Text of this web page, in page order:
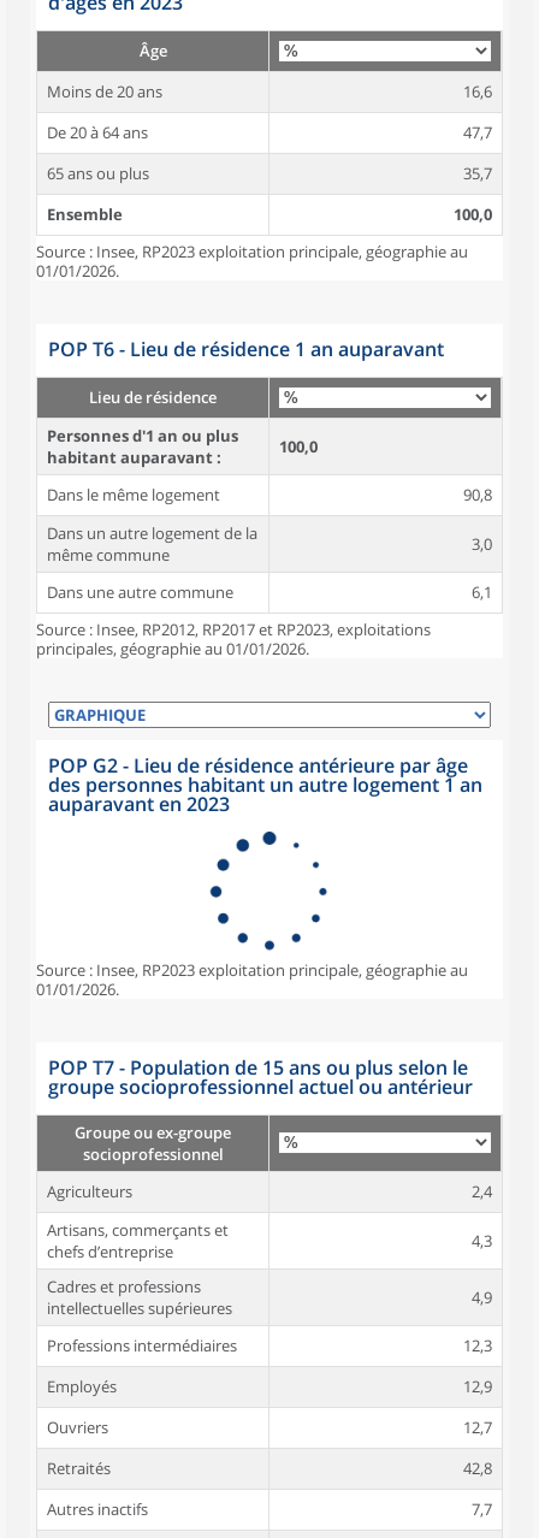
Âge
Moins de 20 ans
16,6
De 20 à 64 ans
47,7
65 ans ou plus
35,7
Ensemble
100,0
Source : Insee, RP2023 exploitation principale, géographie au
01/01/2026.
POP T6 - Lieu de résidence 1 an auparavant
Lieu de résidence
Personnes d'1 an ou plus
habitant auparavant :
100,0
Dans le même logement
90,8
Dans un autre logement de la
même commune
3,0
Dans une autre commune
6,1
Source : Insee, RP2012, RP2017 et RP2023, exploitations
principales, géographie au 01/01/2026.
POP G2 - Lieu de résidence antérieure par âge
des personnes habitant un autre logement 1 an
auparavant en 2023
Source : Insee, RP2023 exploitation principale, géographie au
01/01/2026.
POP T7 - Population de 15 ans ou plus selon le
groupe socioprofessionnel actuel ou antérieur
Groupe ou ex-groupe
socioprofessionnel
Agriculteurs
2,4
Artisans, commerçants et
chefs d’entreprise
4,3
Cadres et professions
intellectuelles supérieures
4,9
Professions intermédiaires
12,3
Employés
12,9
Ouvriers
12,7
Retraités
42,8
Autres inactifs
7,7